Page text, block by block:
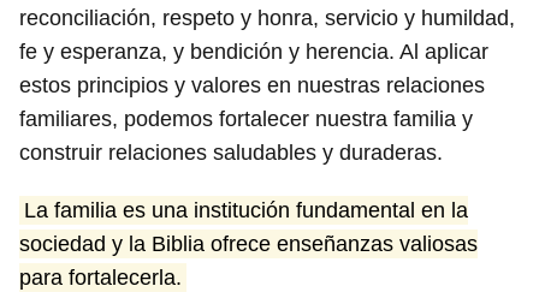
reconciliación, respeto y honra, servicio y humildad,
fe y esperanza, y bendición y herencia. Al aplicar
estos principios y valores en nuestras relaciones
familiares, podemos fortalecer nuestra familia y
construir relaciones saludables y duraderas.
La familia es una institución fundamental en la
sociedad y la Biblia ofrece enseñanzas valiosas
para fortalecerla.